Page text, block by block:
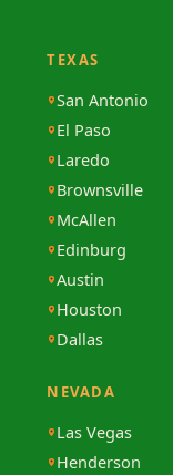
TEXAS
San Antonio
El Paso
Laredo
Brownsville
McAllen
Edinburg
Austin
Houston
Dallas
NEVADA
Las Vegas
Henderson